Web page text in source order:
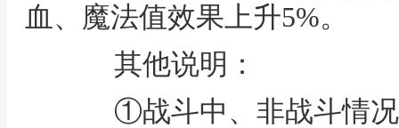
血、魔法值效果上升5%。
其他说明：
①战斗中、非战斗情况